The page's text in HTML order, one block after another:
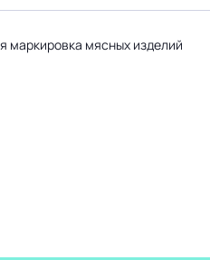
маркировка мясных изделий